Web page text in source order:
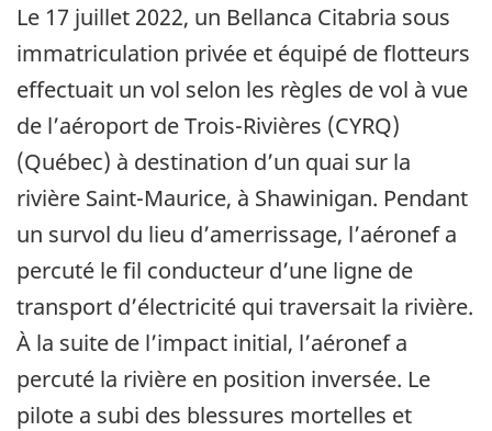
Le 17 juillet 2022, un Bellanca Citabria sous
immatriculation privée et équipé de flotteurs
effectuait un vol selon les règles de vol à vue
de l’aéroport de Trois-Rivières (CYRQ)
(Québec) à destination d’un quai sur la
rivière Saint-Maurice, à Shawinigan. Pendant
un survol du lieu d’amerrissage, l’aéronef a
percuté le fil conducteur d’une ligne de
transport d’électricité qui traversait la rivière.
À la suite de l’impact initial, l’aéronef a
percuté la rivière en position inversée. Le
pilote a subi des blessures mortelles et